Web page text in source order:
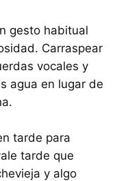
gesto habitual
Carraspear
vocales y
agua en lugar de
tarde para
tarde que
y algo